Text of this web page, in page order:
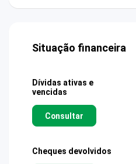
Situação financeira
Dívidas ativas e
vencidas
Consultar
Cheques devolvidos